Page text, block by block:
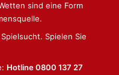
sind eine Form
Spielen Sie
Hotline 0800 137 27